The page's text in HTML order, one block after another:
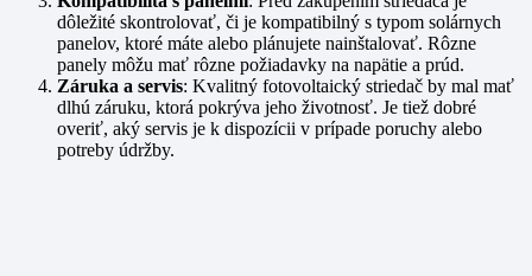
dôležité skontrolovať, či je kompatibilný s typom solárnych
panelov, ktoré máte alebo plánujete nainštalovať. Rôzne
panely môžu mať rôzne požiadavky na napätie a prúd.
Záruka a servis: Kvalitný fotovoltaický striedač by mal mať
dlhú záruku, ktorá pokrýva jeho životnosť. Je tiež dobré
overiť, aký servis je k dispozícii v prípade poruchy alebo
potreby údržby.